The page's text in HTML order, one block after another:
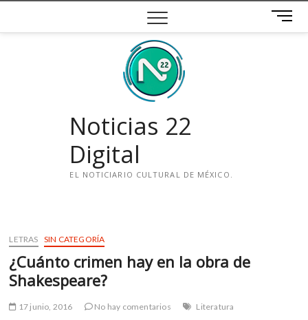
contenido
B
o
Noticias 22
Digital
EL NOTICIARIO CULTURAL DE MÉXICO.
LETRAS SIN CATEGORÍA
¿Cuánto crimen hay en la obra de
Shakespeare?
17 junio, 2016 No hay comentarios Literatura